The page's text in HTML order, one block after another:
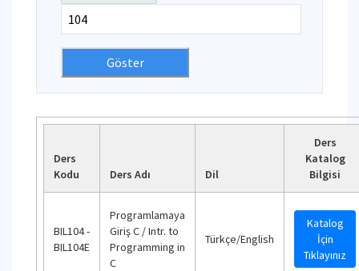
Ders
Kodu
Ders Adı Dil
Ders
Katalog
Bilgisi
BIL104 -
BIL104E
Programlamaya
Giriş C / Intr. to
Programming in
C
Türkçe/English
Katalog
İçin
Tıklayınız